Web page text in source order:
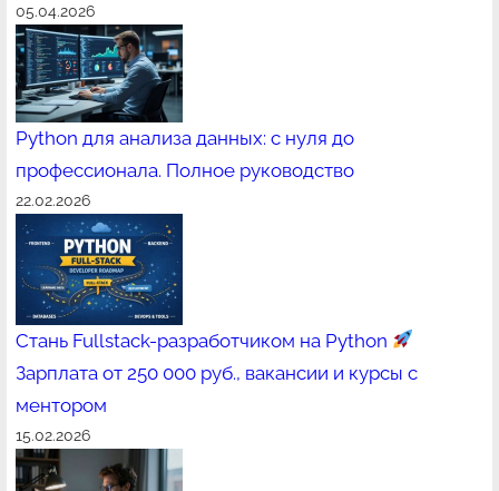
05.04.2026
Python для анализа данных: с нуля до
профессионала. Полное руководство
22.02.2026
Стань Fullstack-разработчиком на Python
Зарплата от 250 000 руб., вакансии и курсы с
ментором
15.02.2026